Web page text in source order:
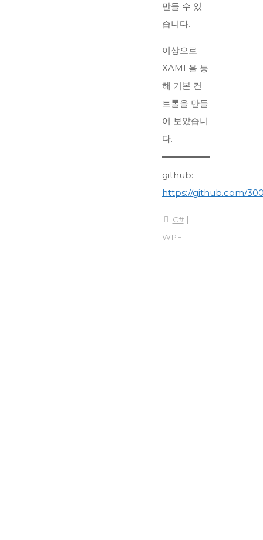
만들 수 있
습니다.
이상으로
XAML을 통
해 기본 컨
트롤을 만들
어 보았습니
다.
github:
https://github.com/
C#|
WPF